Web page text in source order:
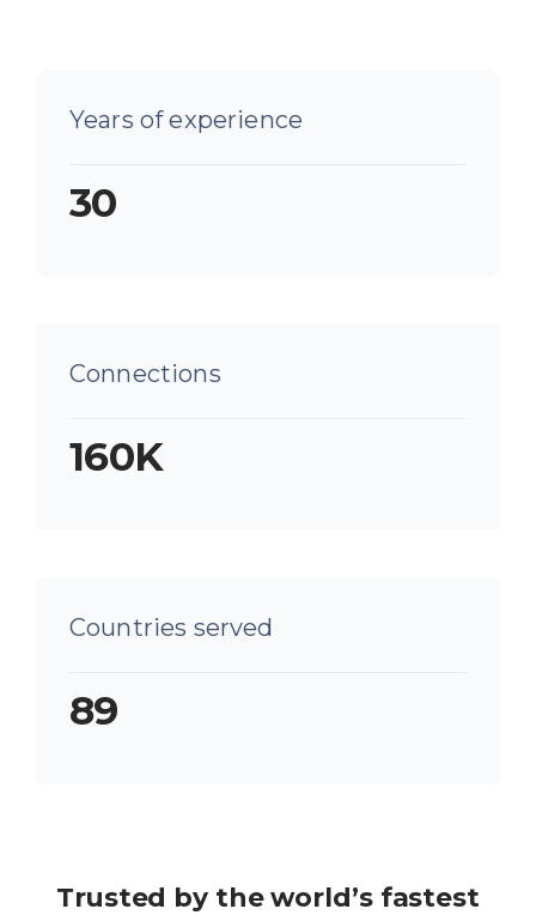
Years of experience
30
Connections
160K
Countries served
89
Trusted by the world’s fastest